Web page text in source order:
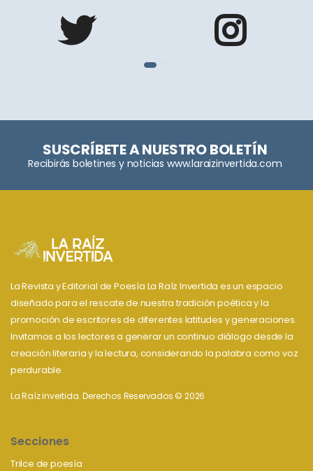
SUSCRÍBETE A NUESTRO BOLETÍN
Recibirás boletines y noticias www.laraizinvertida.com
La Revista y Editorial de Poesía La Raíz Invertida es un espacio
diseñado para el rescate de nuestra tradición poética y la
promoción de escritores de diferentes latitudes y generaciones.
Invitamos a los lectores a generar un continuo diálogo desde la
creación literaria y la lectura, considerando la palabra como voz
perdurable.
La Raíz invertida. Derechos Reservados © 2026
Secciones
Trilce de poesía